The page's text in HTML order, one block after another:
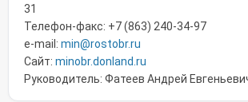
31
Телефон-факс: +7 (863) 240-34-97
e-mail:min@rostobr.ru
Сайт:minobr.donland.ru
Руководитель: Фатеев Андрей